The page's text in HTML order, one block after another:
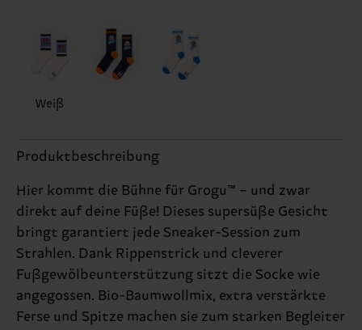
Weiß
Produktbeschreibung
Hier kommt die Bühne für Grogu™ – und zwar
direkt auf deine Füße! Dieses supersüße Gesicht
bringt garantiert jede Sneaker-Session zum
Strahlen. Dank Rippenstrick und cleverer
Fußgewölbeunterstützung sitzt die Socke wie
angegossen. Bio-Baumwollmix, extra verstärkte
Ferse und Spitze machen sie zum starken Begleiter